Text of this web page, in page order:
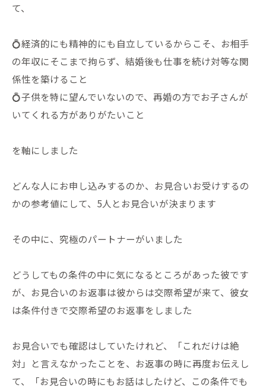
て、
💍経済的にも精神的にも自立しているからこそ、お相手
の年収にそこまで拘らず、結婚後も仕事を続け対等な関
係性を築けること
💍子供を特に望んでいないので、再婚の方でお子さんが
いてくれる方がありがたいこと
を軸にしました
どんな人にお申し込みするのか、お見合いお受けするの
かの参考値にして、5人とお見合いが決まります
その中に、究極のパートナーがいました
どうしてもの条件の中に気になるところがあった彼です
が、お見合いのお返事は彼からは交際希望が来て、彼女
は条件付きで交際希望のお返事をしました
お見合いでも確認はしていたけれど、「これだけは絶
対」と言えなかったことを、お返事の時に再度お伝えし
て、「お見合いの時にもお話はしたけど、この条件でも